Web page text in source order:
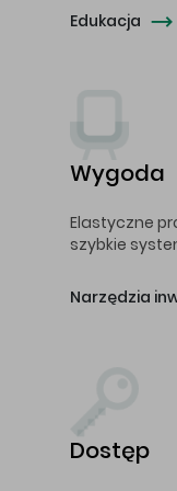
Edukacja
Wygoda
Elastyczne
szybkie
Narzędzia
Dostęp